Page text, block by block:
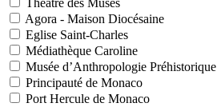
Théâtre des Muses
Agora - Maison Diocésaine
Eglise Saint-Charles
Médiathèque Caroline
Musée d’Anthropologie Préhistorique
Principauté de Monaco
Port Hercule de Monaco